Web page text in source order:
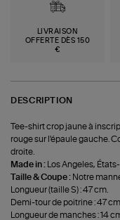
LIVRAISON
OFFERTE DÈS 150
€
DESCRIPTION
Tee-shirt crop jaune à
rouge sur l'épaule gauche.
droite.
Made in :
Los Angeles,
Taille & Coupe : Notre
Longueur (taille S) : 47 cm.
Demi-tour de poitrine : 47 cm.
Longueur de manches : 14